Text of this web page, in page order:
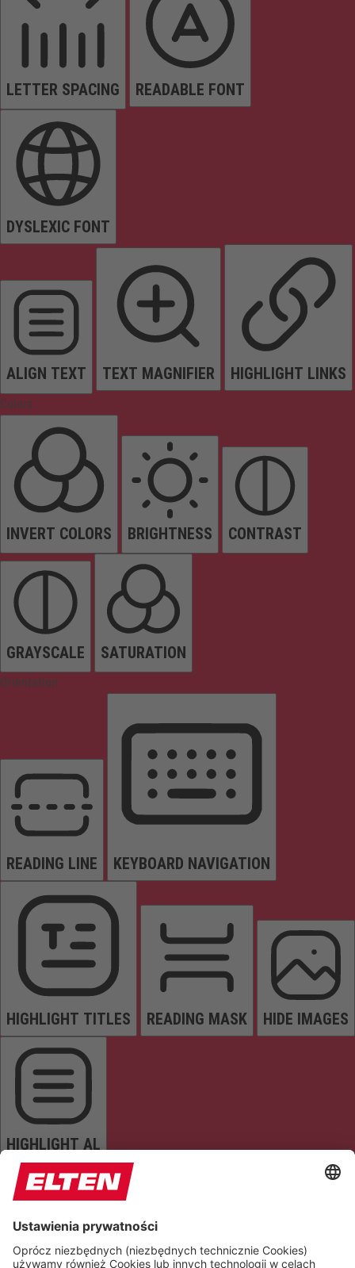
LETTER SPACING READABLE FONT
DYSLEXIC FONT
ALIGN TEXT TEXT MAGNIFIER HIGHLIGHT LINKS
Colors
INVERT COLORS BRIGHTNESS CONTRAST
GRAYSCALE SATURATION
Orientation
READING LINE KEYBOARD NAVIGATION
HIGHLIGHT TITLES READING MASK HIDE IMAGES
HIGHLIGHT AL